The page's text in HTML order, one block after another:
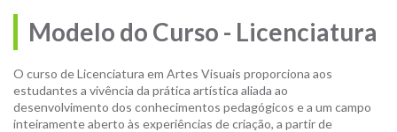
Modelo do Curso - Licenciatura
O curso de Licenciatura em Artes Visuais proporciona aos
estudantes a vivência da prática artística aliada ao
desenvolvimento dos conhecimentos pedagógicos e a um campo
inteiramente aberto às experiências de criação, a partir de